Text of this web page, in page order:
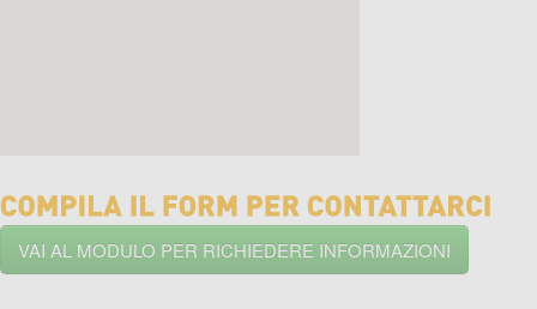
VAI AL MODULO PER RICHIEDERE INFORMAZIONI